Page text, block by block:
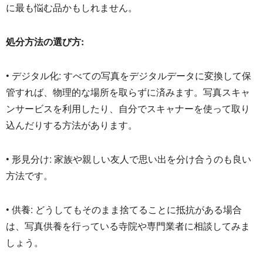
に最も悩む品かもしれません。
処分方法の選び方:
• デジタル化: すべての写真をデジタルデータに変換して保
管すれば、 物理的な場所を取らずに済みます。 写真スキャ
ンサービスを利用したり、 自分でスキャナーを使って取り
込んだりする方法があります。
• 形見分け: 家族や親しい友人で思い出を分け合うのも良い
方法です。
• 供養: どうしてもそのまま捨てることに抵抗がある場合
は、 写真供養を行っている寺院や専門業者に相談してみま
しょう。